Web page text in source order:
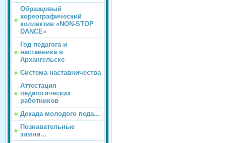
Образцовый
хореографический
коллектив «NON-STOP
DANCE»
Год педагога и
наставника в
Архангельске
Система наставничества
Аттестация
педагогических
работников
Декада молодого педа...
Познавательные
зимни...